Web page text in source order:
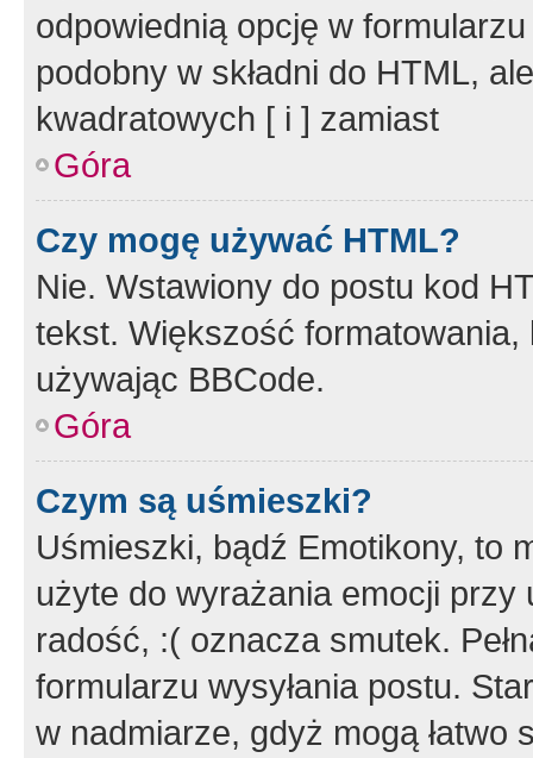
odpowiednią opcję w
podobny w składni do HTML,
kwadratowych [ i ] zamiast
Góra
Czy mogę używać HTML?
Nie. Wstawiony do postu kod
tekst. Większość
używając BBCode.
Góra
Czym są uśmieszki?
Uśmieszki, bądź Emotikony, to
użyte do wyrażania emocji
radość, :( oznacza smutek.
formularzu wysyłania postu.
w nadmiarze, gdyż mogą